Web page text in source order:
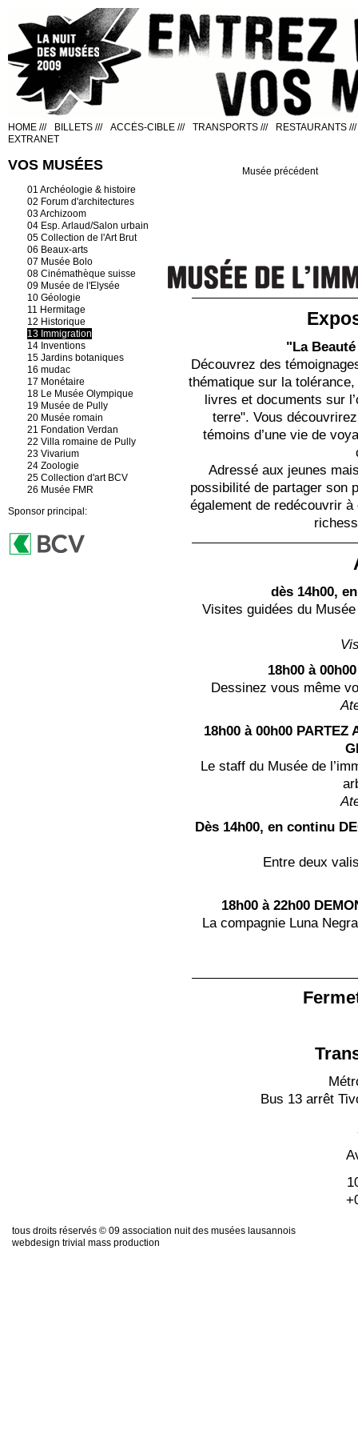
Musée précédent
"La
Découvrez des
thématique sur la
livres et documents sur
terre". Vous
témoins d’une vie de
Adressé aux jeunes
possibilité de partager son
également de redécouvrir
dès 14h00,
Visites guidées du
18h00 à 00h00
Dessinez vous même
18h00 à 00h00 PARTEZ
Le staff du Musée de
Dès 14h00, en continu
Entre deux
18h00 à 22h00
La compagnie Luna
Bus 13 arrêt
HOME /// BILLETS /// ACCÈS-CIBLE /// TRANSPORTS /// RESTAURANTS ///
EXTRANET
VOS MUSÉES
01 Archéologie & histoire
02 Forum d'architectures
03 Archizoom
04 Esp. Arlaud/Salon urbain
05 Collection de l'Art Brut
06 Beaux-arts
07 Musée Bolo
08 Cinémathèque suisse
09 Musée de l'Elysée
10 Géologie
11 Hermitage
12 Historique
13 Immigration
14 Inventions
15 Jardins botaniques
16 mudac
17 Monétaire
18 Le Musée Olympique
19 Musée de Pully
20 Musée romain
21 Fondation Verdan
22 Villa romaine de Pully
23 Vivarium
24 Zoologie
25 Collection d'art BCV
26 Musée FMR
Sponsor principal:
tous droits réservés © 09 association nuit des musées lausannois
webdesign trivial mass production